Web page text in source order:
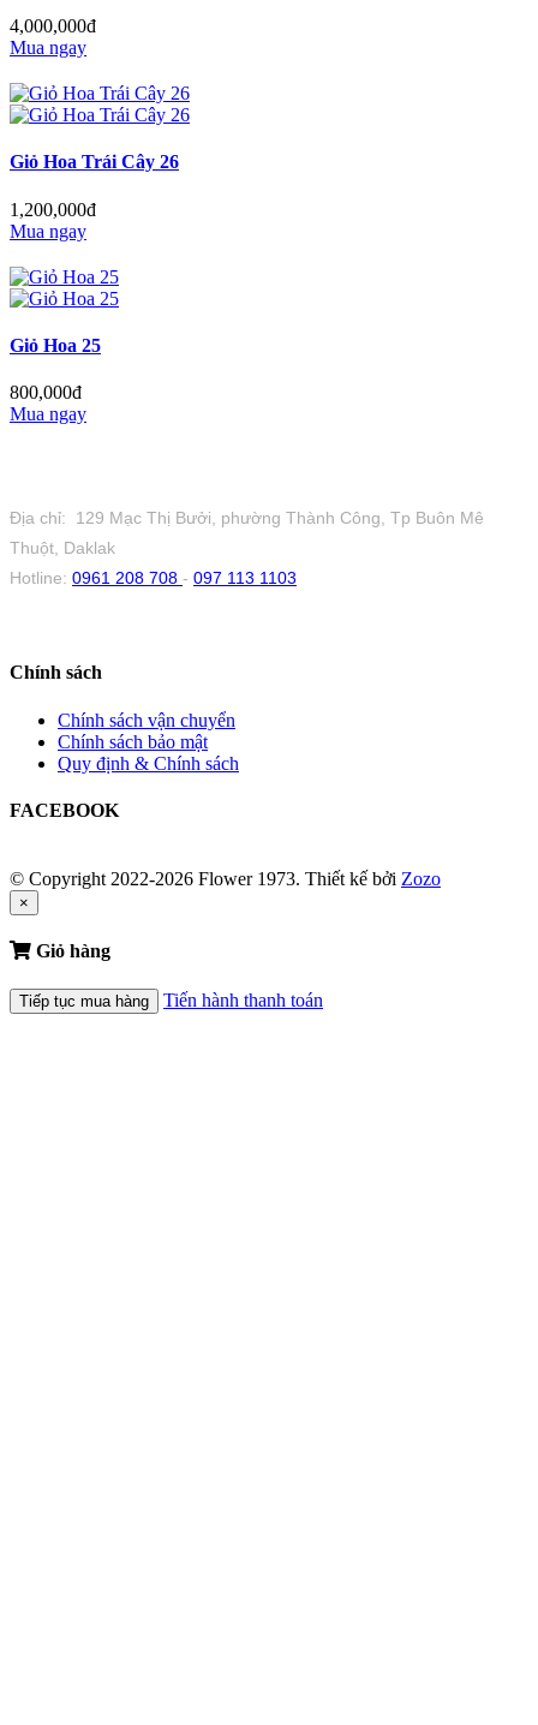
4,000,000đ
Mua ngay
Giỏ Hoa Trái Cây 26
1,200,000đ
Mua ngay
Giỏ Hoa 25
800,000đ
Mua ngay
Địa chỉ: 129 Mạc Thị Bưởi, phường Thành Công, Tp Buôn Mê
Thuột, Daklak
Hotline: 0961 208 708 - 097 113 1103
Chính sách
Chính sách vận chuyển
Chính sách bảo mật
Quy định & Chính sách
FACEBOOK
© Copyright 2022-2026 Flower 1973. Thiết kế bởi Zozo
×
Giỏ hàng
Tiếp tục mua hàng Tiến hành thanh toán